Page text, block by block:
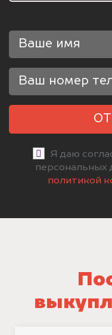
Я даю
персональных
политикой